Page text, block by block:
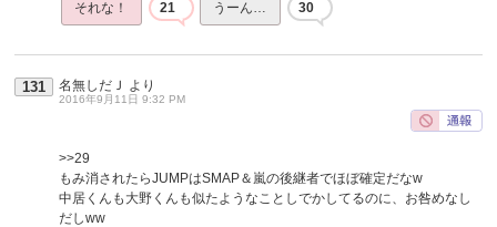
それな！ 21 うーん… 30
131 名無しだＪ より
2016年9月11日 9:32 PM
>>29
もみ消されたらJUMPはSMAP＆嵐の後継者でほぼ確定だなw
中居くんも大野くんも似たようなことしでかしてるのに、お咎めなし
だしww